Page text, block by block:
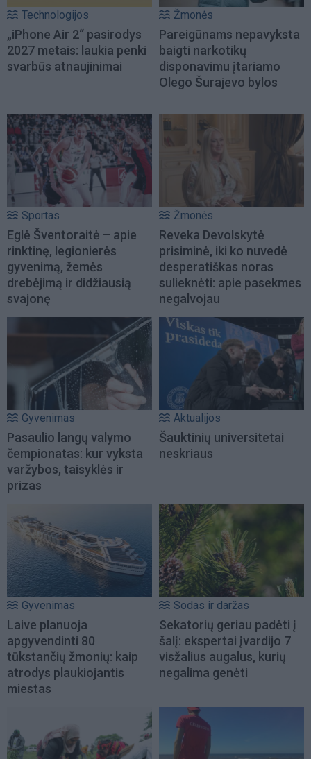
Technologijos
„iPhone Air 2“ pasirodys
2027 metais: laukia penki
svarbūs atnaujinimai
Žmonės
Pareigūnams nepavyksta
baigti narkotikų
disponavimu įtariamo
Olego Šurajevo bylos
Sportas
Eglė Šventoraitė – apie
rinktinę, legionierės
gyvenimą, žemės
drebėjimą ir didžiausią
svajonę
Žmonės
Reveka Devolskytė
prisiminė, iki ko nuvedė
desperatiškas noras
sulieknėti: apie pasekmes
negalvojau
Gyvenimas
Pasaulio langų valymo
čempionatas: kur vyksta
varžybos, taisyklės ir
prizas
Aktualijos
Šauktinių universitetai
neskriaus
Gyvenimas
Laive planuoja
apgyvendinti 80
tūkstančių žmonių: kaip
atrodys plaukiojantis
miestas
Sodas ir daržas
Sekatorių geriau padėti į
šalį: ekspertai įvardijo 7
visžalius augalus, kurių
negalima genėti